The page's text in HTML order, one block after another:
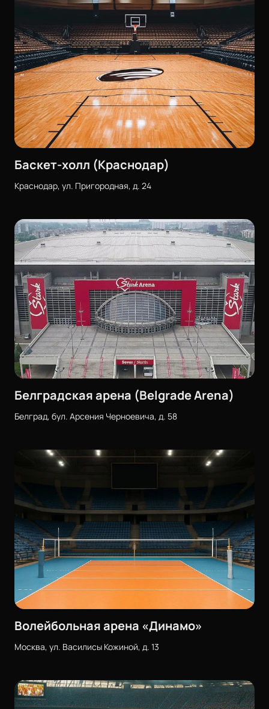
Баскет-холл (Краснодар)
Краснодар, ул. Пригородная, д. 24
Белградская арена (Belgrade Arena)
Белград, бул. Арсения Черноевича, д. 58
Волейбольная арена «Динамо»
Москва, ул. Василисы Кожиной, д. 13